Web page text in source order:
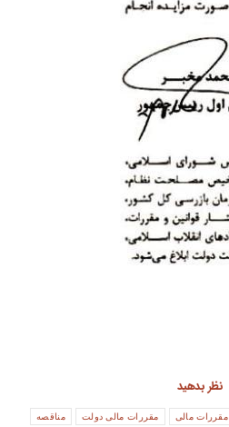
نظر بدهید
مقررات مالی مقررات مالی دولت مناقصه